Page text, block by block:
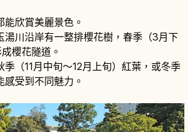
欣賞美麗景色。
湯川沿岸有一整排櫻花樹，春季（3月下
櫻花隧道。
（11月中旬～12月上旬）紅葉，或冬季
受到不同魅力。